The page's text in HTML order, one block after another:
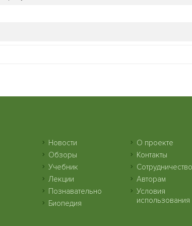
Новости
Обзоры
Учебник
Лекции
Познавательно
Биопедия
О проекте
Контакты
Сотрудничество
Авторам
Условия
использования